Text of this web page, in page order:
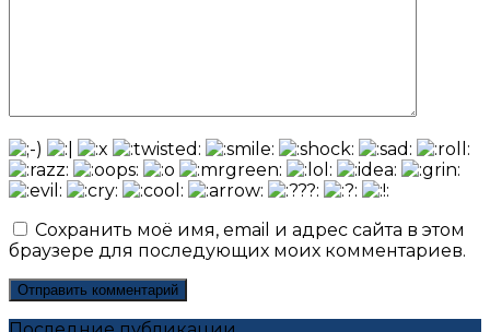
Сохранить моё имя, email и адрес сайта в этом
браузере для последующих моих комментариев.